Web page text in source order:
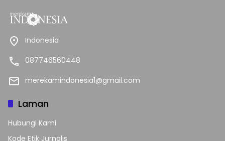
Indonesia
087746560448
merekamindonesia1@gmail.com
Laman
Hubungi Kami
Kode Etik Jurnalis